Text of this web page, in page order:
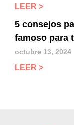
LEER >
5 consejos
famoso para
octubre 13, 2024
LEER >